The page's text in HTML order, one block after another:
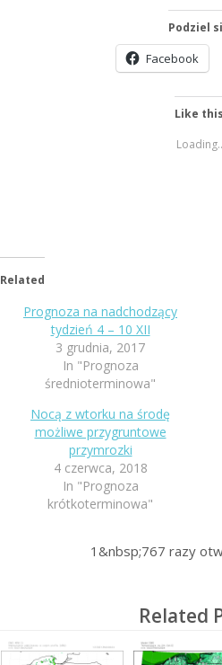
Podziel
Facebook
Like
Related
Prognoza na nadchodzący
tydzień 4 – 10 XII
3 grudnia, 2017
In "Prognoza
średnioterminowa"
Nocą z wtorku na środę
możliwe przygruntowe
przymrozki
4 czerwca, 2018
In "Prognoza
krótkoterminowa"
1&nbsp;767 razy
Related